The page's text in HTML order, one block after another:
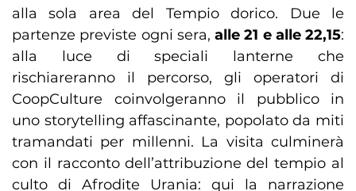
alla sola area del Tempio dorico. Due le
partenze previste ogni sera, alle 21 e alle 22,15:
alla luce di speciali lanterne che
rischiareranno il percorso, gli operatori di
CoopCulture coinvolgeranno il pubblico in
uno storytelling affascinante, popolato da miti
tramandati per millenni. La visita culminerà
con il racconto dell’attribuzione del tempio al
culto di Afrodite Urania: qui la narrazione